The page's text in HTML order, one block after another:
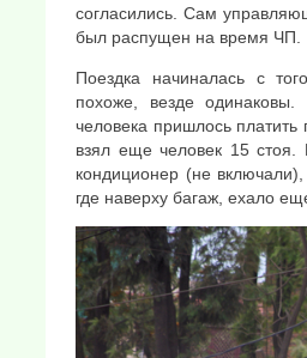
согласились. Сам
был распущен на время ЧП.
Поездка начиналась с
похоже, везде
человека пришлось
взял еще человек 15
кондиционер (не
где наверху багаж, ехало